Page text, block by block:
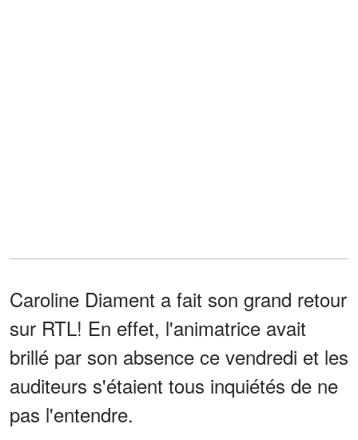
Caroline Diament a fait son grand retour
sur RTL! En effet, l'animatrice avait
brillé par son absence ce vendredi et les
auditeurs s'étaient tous inquiétés de ne
pas l'entendre.